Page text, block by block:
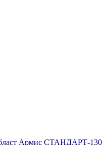
Армис СТАНДАРТ-